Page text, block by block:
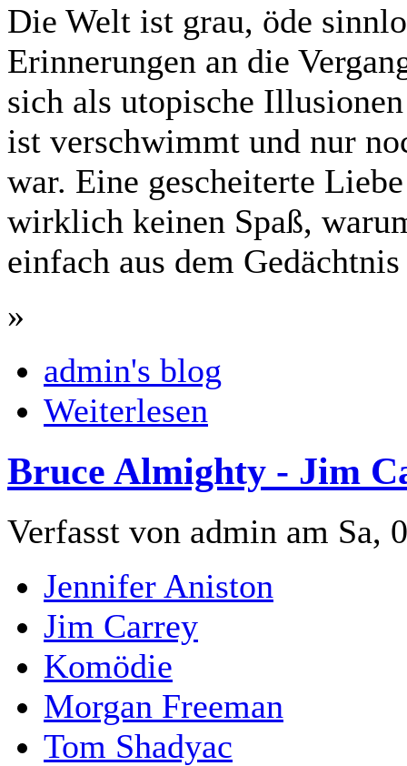
Die Welt ist grau, öde
Erinnerungen an die
sich als utopische
ist verschwimmt und nur
war. Eine gescheiterte
wirklich keinen Spaß,
einfach aus dem
»
admin's blog
Weiterlesen
Bruce Almighty - Jim
Verfasst von admin am Sa,
Jennifer Aniston
Jim Carrey
Komödie
Morgan Freeman
Tom Shadyac